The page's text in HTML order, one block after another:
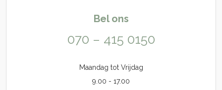
Bel ons
070 – 415 0150
Maandag tot Vrijdag
9.00 - 17.00